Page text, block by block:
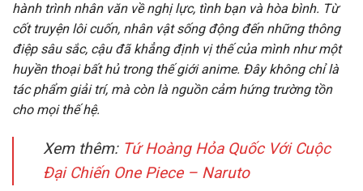
hành trình nhân văn về nghị lực, tình bạn và hòa bình. Từ
cốt truyện lôi cuốn, nhân vật sống động đến những thông
điệp sâu sắc, cậu đã khẳng định vị thế của mình như một
huyền thoại bất hủ trong thế giới anime. Đây không chỉ là
tác phẩm giải trí, mà còn là nguồn cảm hứng trường tồn
cho mọi thế hệ.
Xem thêm: Tứ Hoàng Hỏa Quốc Với Cuộc
Đại Chiến One Piece – Naruto